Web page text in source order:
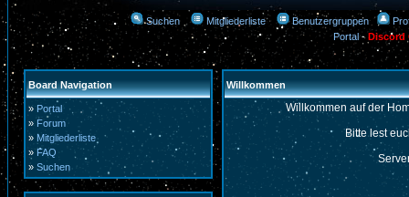
Suchen Mitgliederliste Benutzergruppen
Portal-Discord
Board Navigation
» Portal
» Forum
» Mitgliederliste
» FAQ
» Suchen
Willkommen
Willkommen auf der
Bitte lest